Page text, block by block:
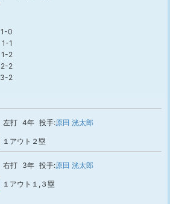
1-0
1-1
1-2
2-2
3-2
左打 4年 投手:原田 洸太郎
１アウト２塁
右打 3年 投手:原田 洸太郎
１アウト１,３塁